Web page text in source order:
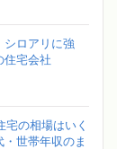
シロアリに強
住宅会社
宅の相場はいく
世帯年収のま